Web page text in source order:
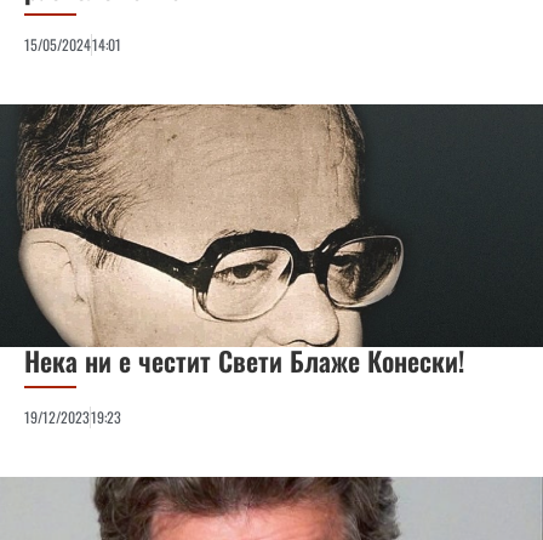
15/05/202414:01
Нека ни е честит Свети Блаже Конески!
19/12/202319:23